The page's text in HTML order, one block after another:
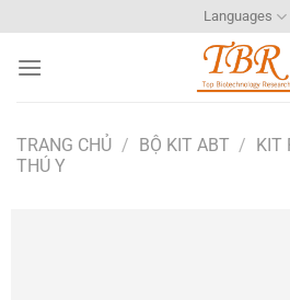
qua
nội
Languages
TRANG CHỦ / BỘ KIT ABT / KIT
THÚ Y